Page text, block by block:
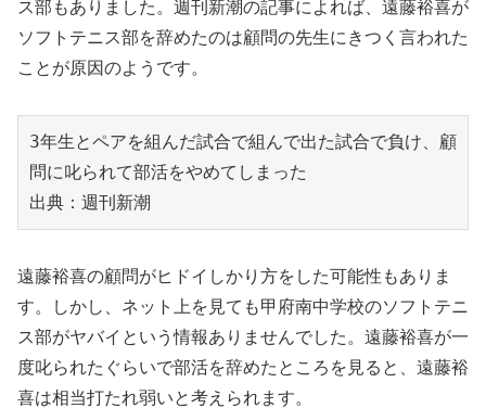
ス部もありました。週刊新潮の記事によれば、遠藤裕喜が
ソフトテニス部を辞めたのは顧問の先生にきつく言われた
ことが原因のようです。
3年生とペアを組んだ試合で組んで出た試合で負け、顧
問に叱られて部活をやめてしまった
出典：週刊新潮
遠藤裕喜の顧問がヒドイしかり方をした可能性もありま
す。しかし、ネット上を見ても甲府南中学校のソフトテニ
ス部がヤバイという情報ありませんでした。遠藤裕喜が一
度叱られたぐらいで部活を辞めたところを見ると、遠藤裕
喜は相当打たれ弱いと考えられます。